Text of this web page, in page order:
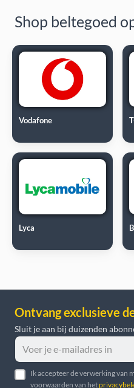
Shop beltegoed
Vodafone
Lyca
Ontvang exclusieve
Sluit je aan bij duizenden
Ik accepteer de verwerking van
voorwaarden van het